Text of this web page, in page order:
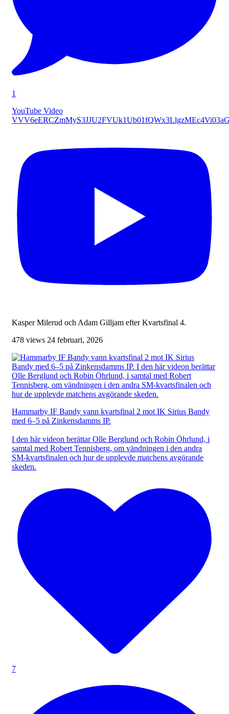
1
YouTube Video
Kasper Milerud och Adam Gilljam efter Kvartsfinal 4.
478 views 24 februari, 2026
Hammarby IF Bandy vann kvartsfinal 2 mot IK Sirius Bandy
med 6–5 på Zinkensdamms IP.
I den här videon berättar Olle Berglund och Robin Öhrlund, i
samtal med Robert Tennisberg, om vändningen i den andra
SM-kvartsfinalen och hur de upplevde matchens avgörande
skeden.
7